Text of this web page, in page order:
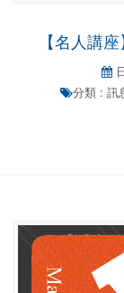
【名人講
分類 : 訊